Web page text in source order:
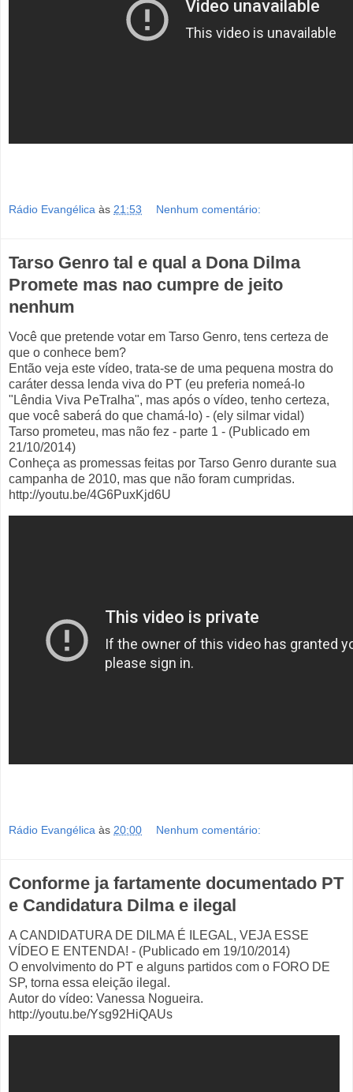
Rádio Evangélica às 21:53 Nenhum comentário:
Tarso Genro tal e qual a Dona Dilma
Promete mas nao cumpre de jeito
nenhum
Você que pretende votar em Tarso Genro, tens certeza de
que o conhece bem?
Então veja este vídeo, trata-se de uma pequena mostra do
caráter dessa lenda viva do PT (eu preferia nomeá-lo
"Lêndia Viva PeTralha", mas após o vídeo, tenho certeza,
que você saberá do que chamá-lo) - (ely silmar vidal)
Tarso prometeu, mas não fez - parte 1 - (Publicado em
21/10/2014)
Conheça as promessas feitas por Tarso Genro durante sua
campanha de 2010, mas que não foram cumpridas.
http://youtu.be/4G6PuxKjd6U
Rádio Evangélica às 20:00 Nenhum comentário:
Conforme ja fartamente documentado PT
e Candidatura Dilma e ilegal
A CANDIDATURA DE DILMA É ILEGAL, VEJA ESSE
VÍDEO E ENTENDA! - (Publicado em 19/10/2014)
O envolvimento do PT e alguns partidos com o FORO DE
SP, torna essa eleição ilegal.
Autor do vídeo: Vanessa Nogueira.
http://youtu.be/Ysg92HiQAUs